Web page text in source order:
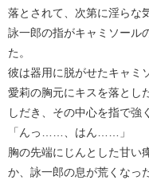
落とされて、次第に淫らな
詠一郎の指がキャミソール
た。
彼は器用に脱がせたキャミ
愛莉の胸元にキスを落とし
しだき、その中心を指で強
「んっ……、はん……」
胸の先端にじんとした甘い
か、詠一郎の息が荒くなっ